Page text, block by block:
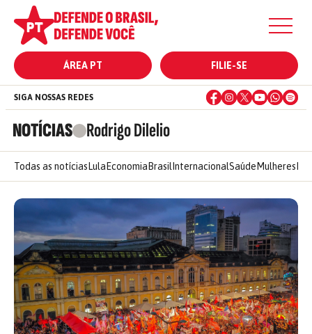
ÁREA PT FILIE-SE
NOTÍCIAS Rodrigo Dilelio
SIGA NOSSAS REDES
Todas as notícias Lula Economia Brasil InternacionalSaúde Mulheres